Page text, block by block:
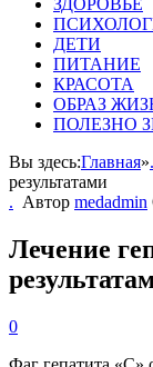
ЗДОРОВЬЕ
ДЕТИ
ПИТАНИЕ
КРАСОТА
ОБРАЗ
ПОЛЕЗНО
Вы здесь:Главная».
результатами
. Автор medadmin
Лечение
0